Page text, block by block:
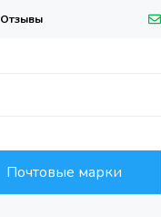
Отзывы
Почтовые марки